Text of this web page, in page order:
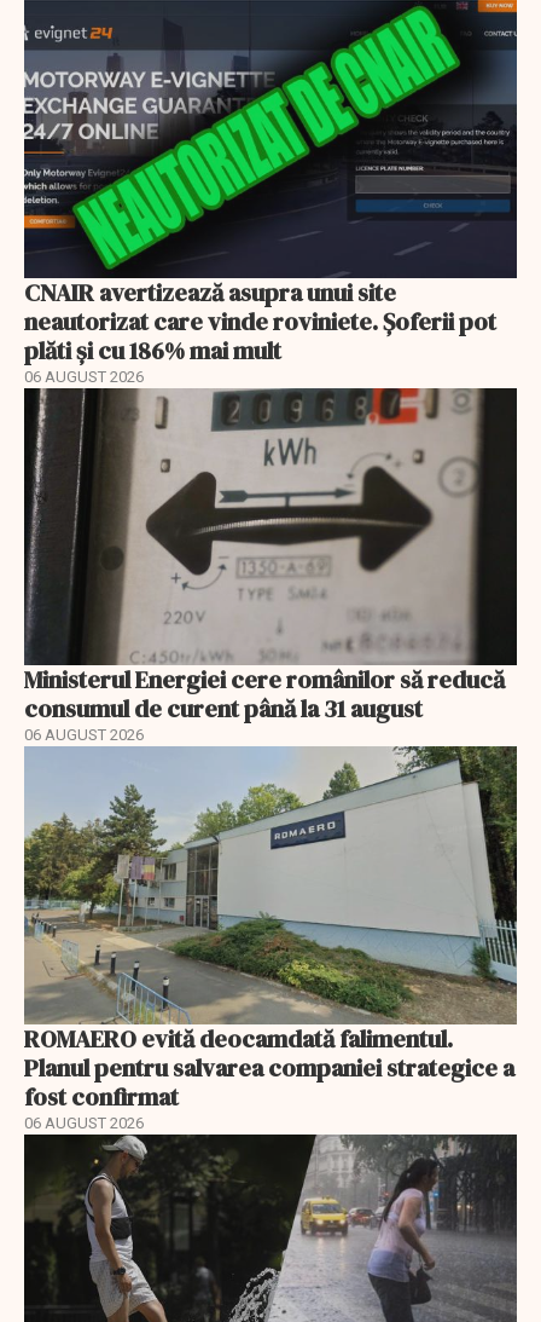
CNAIR avertizează asupra unui site
neautorizat care vinde roviniete. Șoferii pot
plăti și cu 186% mai mult
06 AUGUST 2026
Ministerul Energiei cere românilor să reducă
consumul de curent până la 31 august
06 AUGUST 2026
ROMAERO evită deocamdată falimentul.
Planul pentru salvarea companiei strategice a
fost confirmat
06 AUGUST 2026